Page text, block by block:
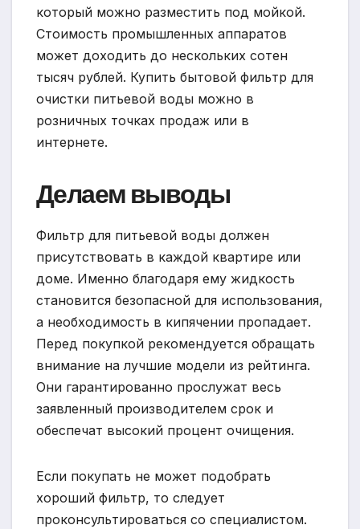
который можно разместить под мойкой.
Стоимость промышленных аппаратов
может доходить до нескольких сотен
тысяч рублей. Купить бытовой фильтр для
очистки питьевой воды можно в
розничных точках продаж или в
интернете.
Делаем выводы
Фильтр для питьевой воды должен
присутствовать в каждой квартире или
доме. Именно благодаря ему жидкость
становится безопасной для использования,
а необходимость в кипячении пропадает.
Перед покупкой рекомендуется обращать
внимание на лучшие модели из рейтинга.
Они гарантированно прослужат весь
заявленный производителем срок и
обеспечат высокий процент очищения.
Если покупать не может подобрать
хороший фильтр, то следует
проконсультироваться со специалистом.